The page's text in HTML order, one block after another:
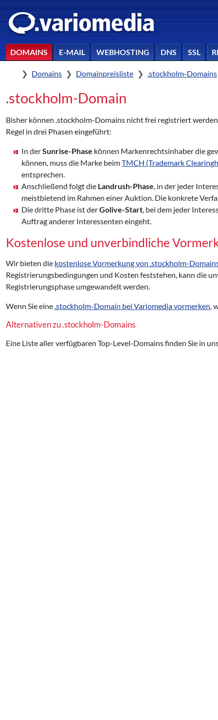
DOMAINS E-MAIL WEBHOSTING DNS SSL
HomeDomains Domainpreisliste .stockholm-Domains
.stockholm-Domain
Bisher können .stockholm-Domains nicht frei registriert
Regel in drei Phasen eingeführt:
In derSunrise-Phase können Markenrechtsinhaber die
können, muss die Marke beimTMCH (Trademark
entsprechen.
Anschließend folgt die Landrush-Phase, in der jeder
meistbietend im Rahmen einer Auktion. Die konkrete
Die dritte Phase ist derGolive-Start, bei dem jeder
Auftrag anderer Interessenten eingeht.
Kostenlose und unverbindliche
Wir bieten die kostenlose Vormerkung von .stockholm-
Registrierungsbedingungen und Kosten feststehen, kann die
Registrierungsphase umgewandelt werden.
Wenn Sie eine.stockholm-Domain bei Variomedia vormerken,
Alternativen zu .stockholm-Domains
Eine Liste aller verfügbaren Top-Level-Domains finden Sie in